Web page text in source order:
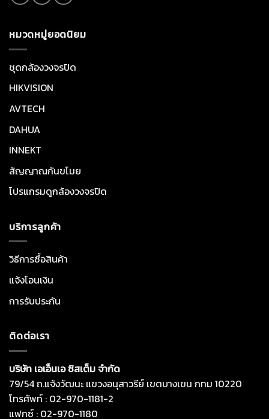
หมวดหมู่ยอดนิยม
ชุดกล้องวงจรปิด
HIKVISION
AVTECH
DAHUA
INNEKT
สัญญาณกันขโมย
โปรแกรมดูกล้องวงจรปิด
บริการลูกค้า
วิธีการซื้อสินค้า
แจ้งโอนเงิน
การรับประกัน
ติดต่อเรา
บริษัท เอเอ็นเอ ซิสเต็ม จำกัด
79/54 ถ.แจ้งวัฒนะ แขวงอนุสาวรีย์ เขตบางเขน กทม 10220
โทรศัพท์ : 02-970-1181-2
แฟกซ์ : 02-970-1180